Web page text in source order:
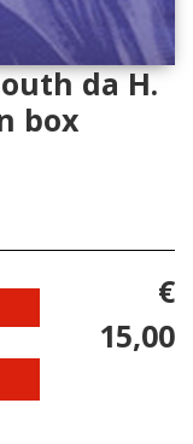
da H.
box
€
15,00